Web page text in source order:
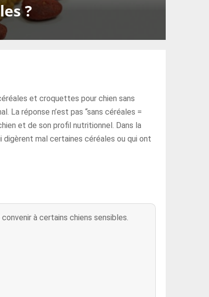
?
et croquettes pour chien sans
La réponse n’est pas “sans céréales =
et de son profil nutritionnel. Dans la
mal certaines céréales ou qui ont
à certains chiens sensibles.